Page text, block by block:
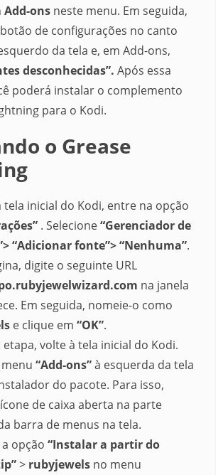
Add-ons neste menu. Em seguida,
de configurações no canto
da tela e, em Add-ons,
desconhecidas”. Após essa
poderá instalar o complemento
para o Kodi.
o Grease
tela inicial do Kodi, entre na opção
. Selecione“Gerenciador de
“Adicionar fonte”> “Nenhuma”.
digite o seguinte URL
na janela
Em seguida, nomeie-o como
e clique em “OK”.
etapa, volte à tela inicial do Kodi.
“Add-ons”à esquerda da tela
do pacote. Para isso,
de caixa aberta na parte
barra de menus na tela.
opção “Instalar a partir do
> rubyjewels no menu